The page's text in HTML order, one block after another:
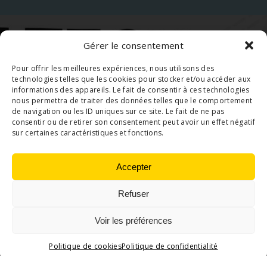
Gérer le consentement
Pour offrir les meilleures expériences, nous utilisons des
technologies telles que les cookies pour stocker et/ou accéder aux
informations des appareils. Le fait de consentir à ces technologies
nous permettra de traiter des données telles que le comportement
de navigation ou les ID uniques sur ce site. Le fait de ne pas
consentir ou de retirer son consentement peut avoir un effet négatif
sur certaines caractéristiques et fonctions.
Accepter
Refuser
Voir les préférences
Politique de cookiesPolitique de confidentialité
Une équipe compétente, sérieuse et expérimentée
pour relever les challenges quotidiens.